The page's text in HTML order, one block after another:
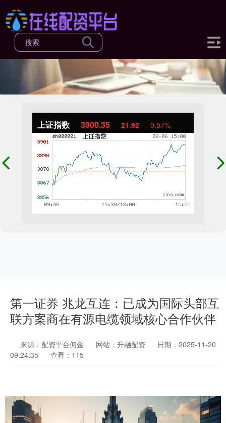
上证指数 3900.35 21.92 0.57%
第一证券 兆龙互连：已成为国际头部互
联方案商在有源电缆领域核心合作伙伴
来源：配资平台佣金 网站：升融配资
日期：2025-11-20
09:24:35
查看：115